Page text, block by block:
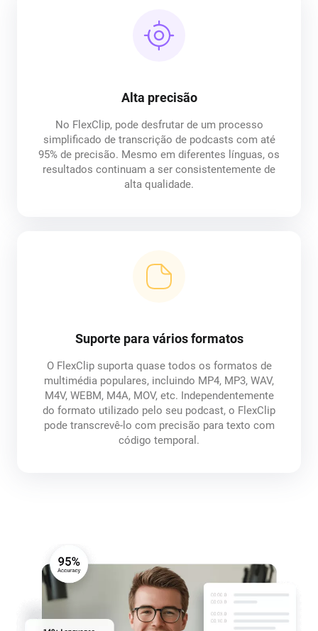
Alta precisão
No FlexClip, pode desfrutar de um processo
simplificado de transcrição de podcasts com até
95% de precisão. Mesmo em diferentes línguas, os
resultados continuam a ser consistentemente de
alta qualidade.
Suporte para vários formatos
O FlexClip suporta quase todos os formatos de
multimédia populares, incluindo MP4, MP3, WAV,
M4V, WEBM, M4A, MOV, etc. Independentemente
do formato utilizado pelo seu podcast, o FlexClip
pode transcrevê-lo com precisão para texto com
código temporal.